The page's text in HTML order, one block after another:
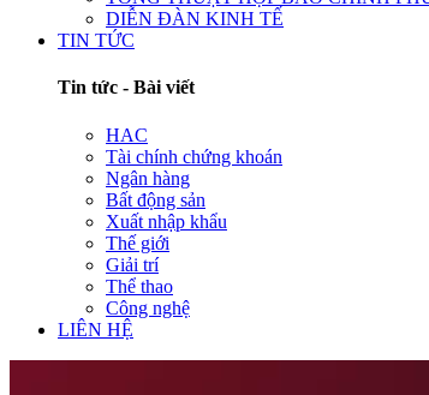
DIỄN ĐÀN KINH TẾ
TIN TỨC
Tin tức - Bài viết
HAC
Tài chính chứng khoán
Ngân hàng
Bất động sản
Xuất nhập khẩu
Thế giới
Giải trí
Thể thao
Công nghệ
LIÊN HỆ